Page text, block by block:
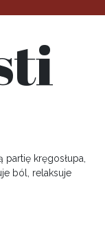
kręgosłupa,
ból, relaksuje